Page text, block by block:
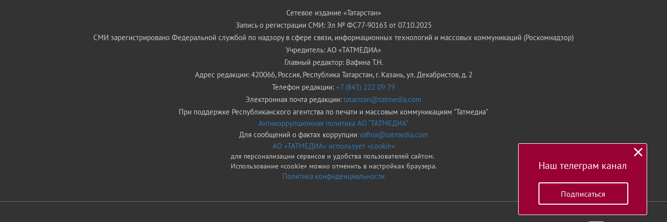
Сетевое издание «Татарстан»
Запись о регистрации СМИ: Эл № ФС77-90163 от 07.10.2025
СМИ зарегистрировано Федеральной службой по надзору в сфере связи, информационных технологий и массовых коммуникаций (Роскомнадзор)
Учредитель: АО «ТАТМЕДИА»
Главный редактор: Вафина Т.Н.
Адрес редакции: 420066, Россия, Республика Татарстан, г. Казань, ул. Декабристов, д. 2
Телефон редакции: +7 (843) 222 09 79
Электронная почта редакции: tatarstan@tatmedia.com
При поддержке Республиканского агентства по печати и массовым коммуникациям "Татмедиа"
Антикоррупционная политика АО "ТАТМЕДИА"
Для сообщений о фактах коррупции vafina@tatmedia.com
АО «ТАТМЕДИА» использует «cookie»
для персонализации сервисов и удобства пользователей сайтом.
Использование «cookie» можно отменить в настройках браузера.
Политика конфиденциальности
Наш телеграм канал
Подписаться